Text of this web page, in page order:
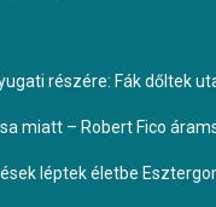
részére: Fák dőltek
miatt – Robert Fico
léptek életbe